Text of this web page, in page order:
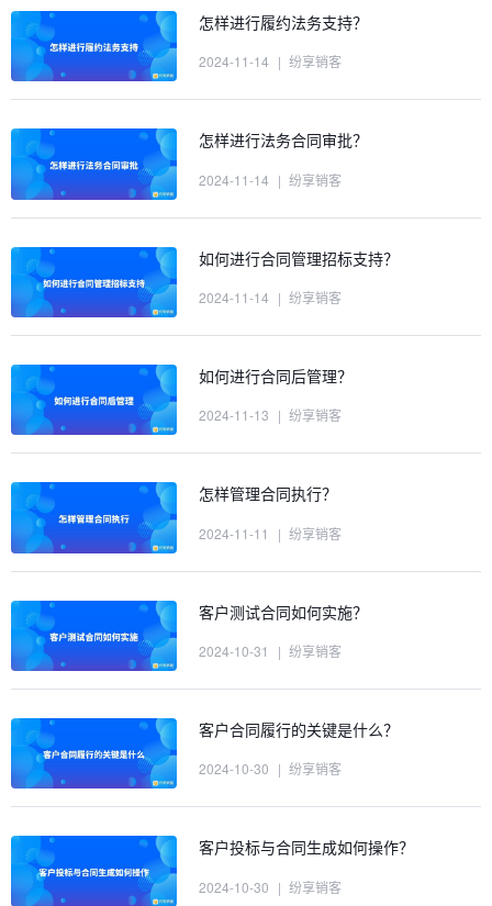
怎样进行履约法务支持？
2024-11-14 | 纷享销客
怎样进行法务合同审批？
2024-11-14 | 纷享销客
如何进行合同管理招标支持？
2024-11-14 | 纷享销客
如何进行合同后管理？
2024-11-13 | 纷享销客
怎样管理合同执行？
2024-11-11 | 纷享销客
客户测试合同如何实施？
2024-10-31 | 纷享销客
客户合同履行的关键是什么？
2024-10-30 | 纷享销客
客户投标与合同生成如何操作？
2024-10-30 | 纷享销客